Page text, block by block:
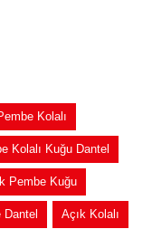
Kolalı
Kolalı Kuğu Dantel
Pembe Kuğu
Dantel Açık Kolalı